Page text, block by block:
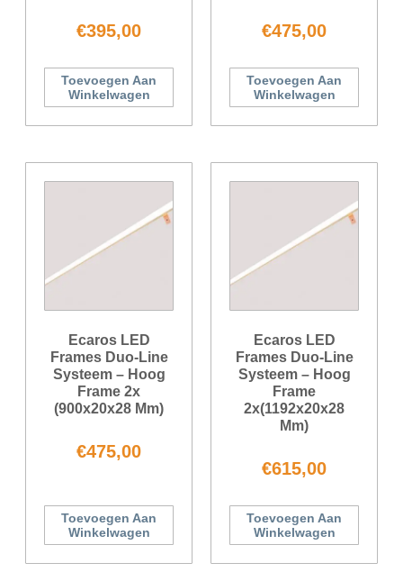
€395,00
Toevoegen Aan
Winkelwagen
€475,00
Toevoegen Aan
Winkelwagen
Ecaros LED
Frames Duo-Line
Systeem – Hoog
Frame 2x
(900x20x28 Mm)
€475,00
Toevoegen Aan
Winkelwagen
Ecaros LED
Frames Duo-Line
Systeem – Hoog
Frame
2x(1192x20x28
Mm)
€615,00
Toevoegen Aan
Winkelwagen